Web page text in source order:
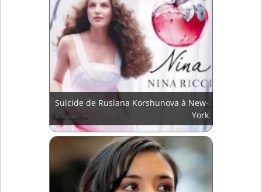
Suicide de Ruslana Korshunova à New-
York